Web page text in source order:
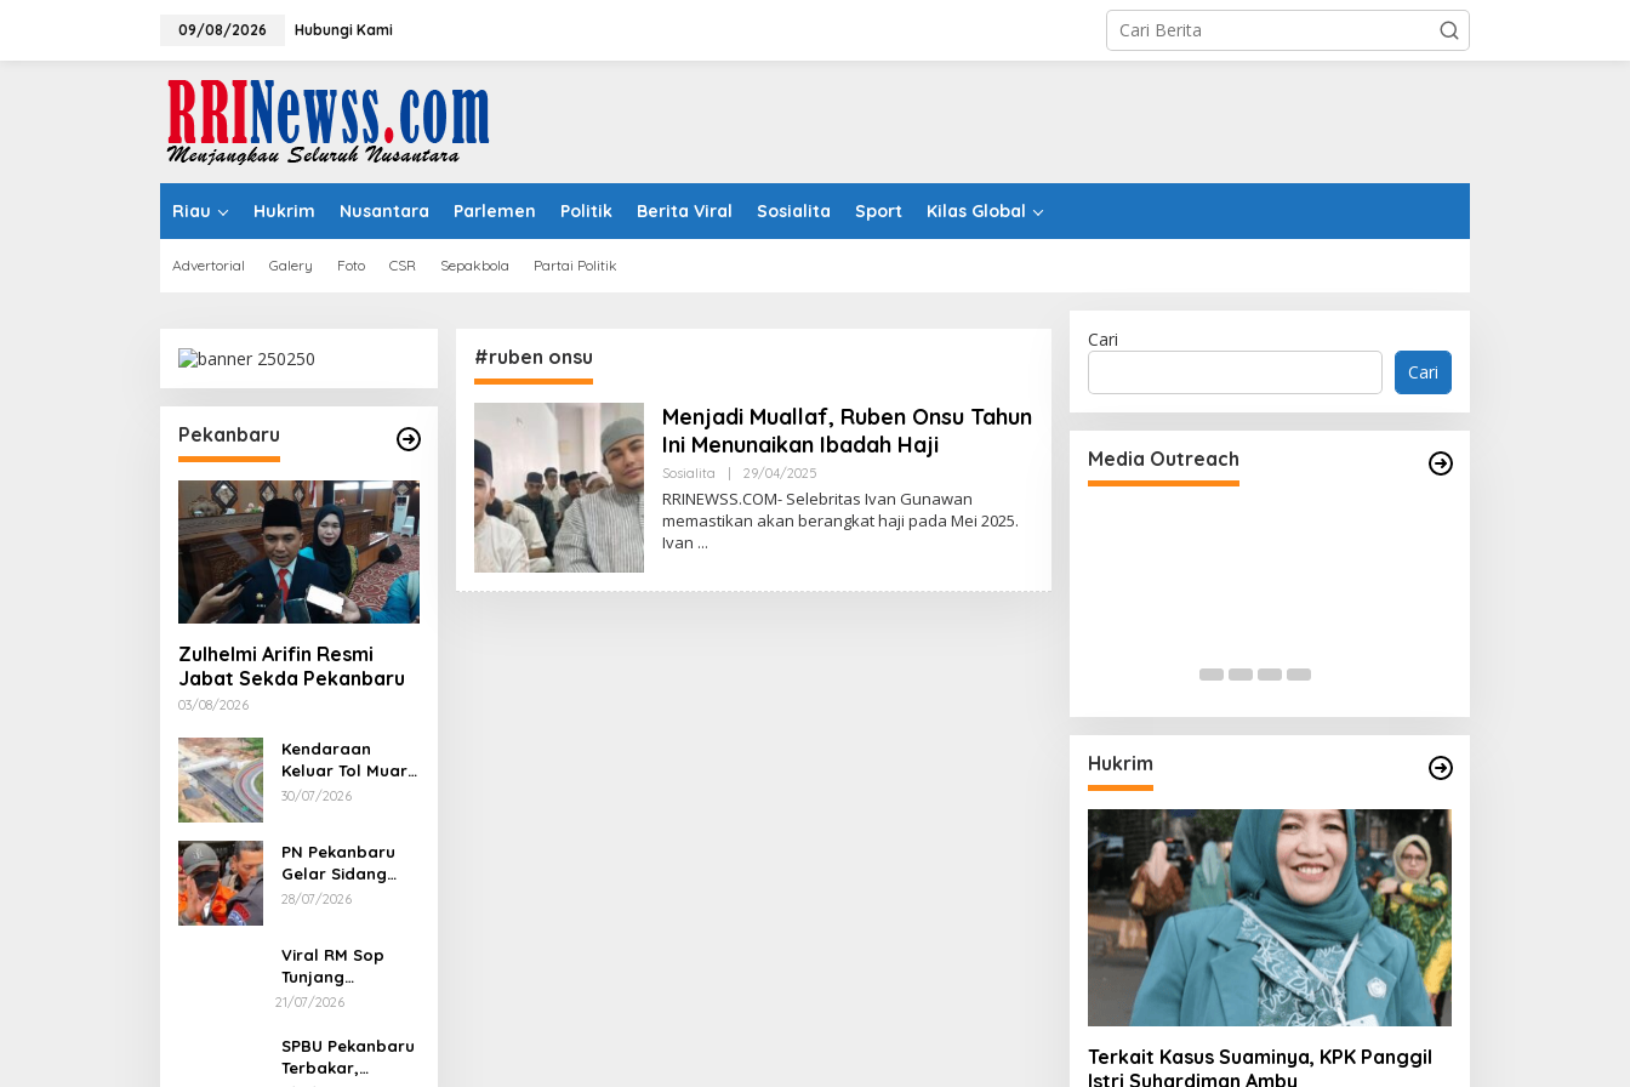
09/08/2026 Hubungi Kami
Riau Hukrim Nusantara Parlemen Politik Berita Viral Sosialita Sport Kilas Global
Advertorial Galery Foto CSR Sepakbola Partai Politik
Pekanbaru
Zulhelmi Arifin Resmi
Jabat Sekda Pekanbaru
03/08/2026
Kendaraan
Keluar Tol Muara
Fajar Dialihkan
30/07/2026
PN Pekanbaru
Gelar Sidang
Putusan Perkara
28/07/2026
Viral RM Sop
Tunjang
Pekanbaru
Pelanggan,
Pemilik Minta
21/07/2026
SPBU Pekanbaru
Terbakar,
#ruben onsu
Menjadi Muallaf, Ruben Onsu Tahun
Ini Menunaikan Ibadah Haji
Sosialita 29/04/2025Oleh
RRINEWSS.COM- Selebritas Ivan Gunawan
memastikan akan berangkat haji pada Mei 2025.
Ivan
Cari
Cari
Media Outreach
Aon Menunjuk Stephen sebagai
Memperluas Cakrawala:
CUHK
TP recognized as a Visionary
Leader for innovation and growth
in Frost & Sullivan’s 2026 Frost
Radar™ for Customer Experience
Management Services in Asia-
Bridge Data Centres and Morong
First Fully Prefabricated Power
Module for AI Data Centres
Hukrim
Terkait Kasus Suaminya, KPK Panggil
Istri Suhardiman Amby